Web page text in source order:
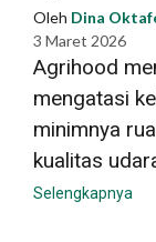
Oleh Dina
3 Maret 2026
Agrihood
mengatasi
minimnya
kualitas
Selengkapnya